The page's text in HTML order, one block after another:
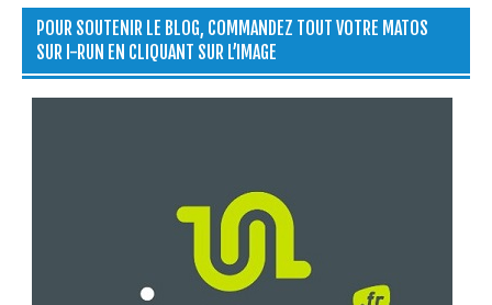
POUR SOUTENIR LE BLOG, COMMANDEZ TOUT VOTRE MATOS
SUR I-RUN EN CLIQUANT SUR L’IMAGE